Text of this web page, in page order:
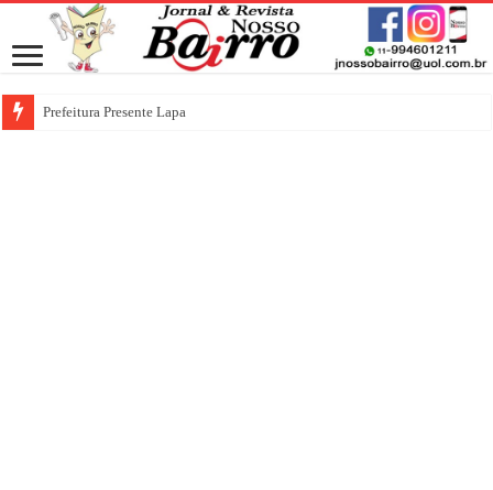
Prefeitura Presente Lapa